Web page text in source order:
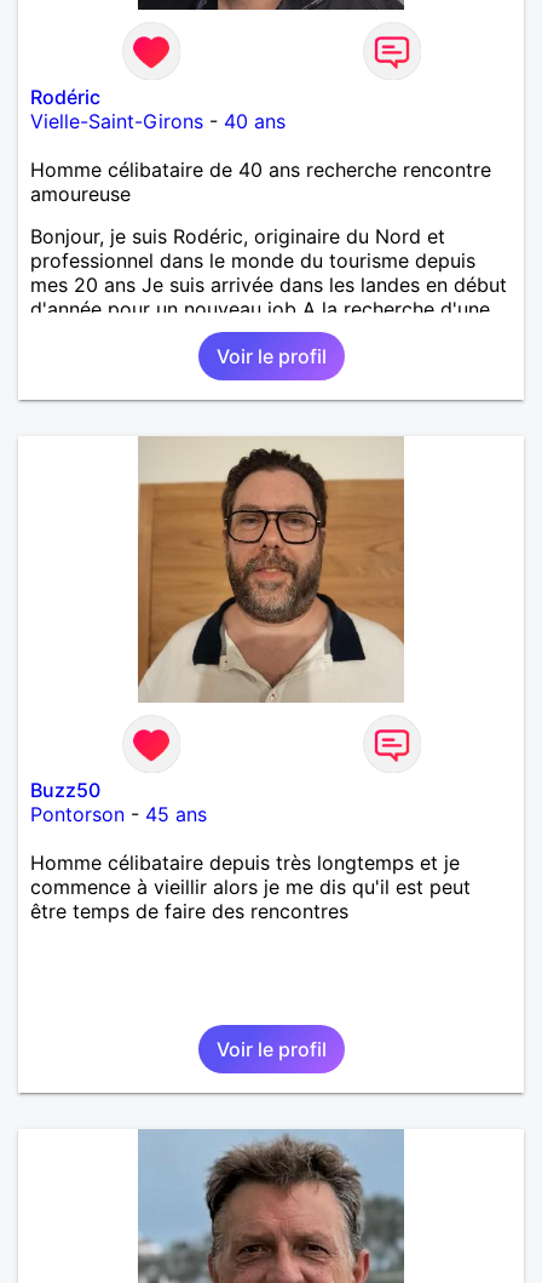
Rodéric
Vielle-Saint-Girons - 40 ans
Homme célibataire de 40 ans recherche rencontre
amoureuse
Bonjour, je suis Rodéric, originaire du Nord et
professionnel dans le monde du tourisme depuis
mes 20 ans Je suis arrivée dans les landes en début
d'année pour un nouveau job A la recherche d'une
personne avec qui découvrir, partager et pourquoi
pas aimer ;) Je suis quelqu'un d'humain, sociable
avec une pointe de taquinerie ;) Au plaisir :)
Voir le profil
Buzz50
Pontorson - 45 ans
Homme célibataire depuis très longtemps et je
commence à vieillir alors je me dis qu'il est peut
être temps de faire des rencontres
Voir le profil